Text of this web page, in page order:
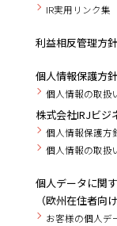
IR実用リンク集
利益相反管理方針
個人情報保護方針
個人情報の取扱
株式会社IRJビジ
個人情報保護方
個人情報の取扱
個人データに関
（欧州在住者向け
お客様の個人デ